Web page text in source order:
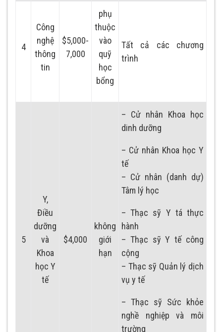
4
Công
nghệ
thông
tin
$5,000-
7,000
phụ
thuộc
vào
quỹ
học
bổng
Tất cả các chương
trình
5
Y,
Điều
dưỡng
và
Khoa
học Y
tế
$4,000
không
giới
hạn
– Cử nhân Khoa học
dinh dưỡng
– Cử nhân Khoa học Y
tế
– Cử nhân (danh dự)
Tâm lý học
– Thạc sỹ Y tá thực
hành
– Thạc sỹ Y tế công
cộng
– Thạc sỹ Quản lý dịch
vụ y tế
– Thạc sỹ Sức khỏe
nghề nghiệp và môi
trường